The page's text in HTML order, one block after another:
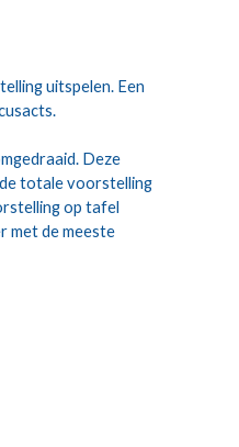
uitspelen. Een
Deze
totale voorstelling
op tafel
met de meeste